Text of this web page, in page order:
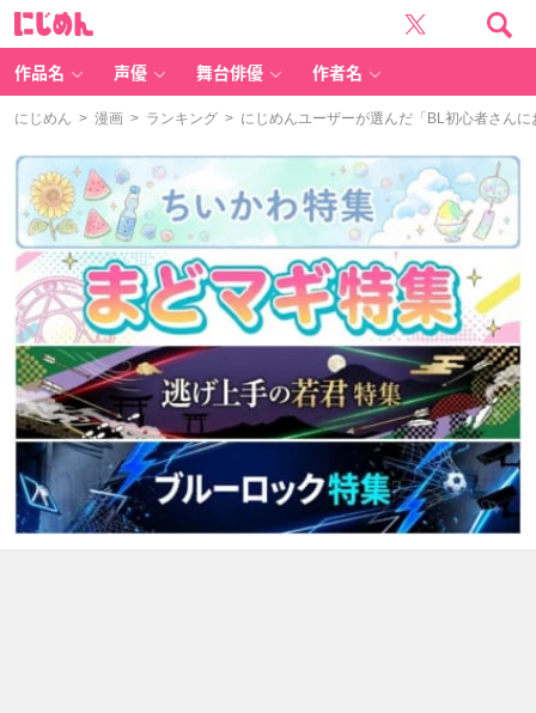
作品名 声優 舞台俳優 作者名
にじめん > 漫画 > ランキング > にじめんユーザーが選んだ「BL初心者さん